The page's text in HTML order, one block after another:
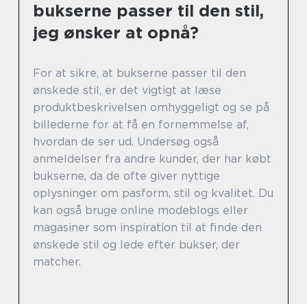
bukserne passer til den stil,
jeg ønsker at opnå?
For at sikre, at bukserne passer til den
ønskede stil, er det vigtigt at læse
produktbeskrivelsen omhyggeligt og se på
billederne for at få en fornemmelse af,
hvordan de ser ud. Undersøg også
anmeldelser fra andre kunder, der har købt
bukserne, da de ofte giver nyttige
oplysninger om pasform, stil og kvalitet. Du
kan også bruge online modeblogs eller
magasiner som inspiration til at finde den
ønskede stil og lede efter bukser, der
matcher.